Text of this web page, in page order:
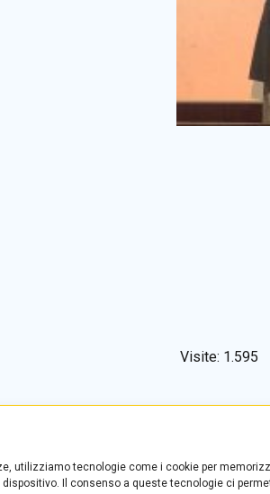
utilizziamo tecnologie come i cookie per
Il consenso a queste tecnologie ci
Visite: 1.595
Segreteria